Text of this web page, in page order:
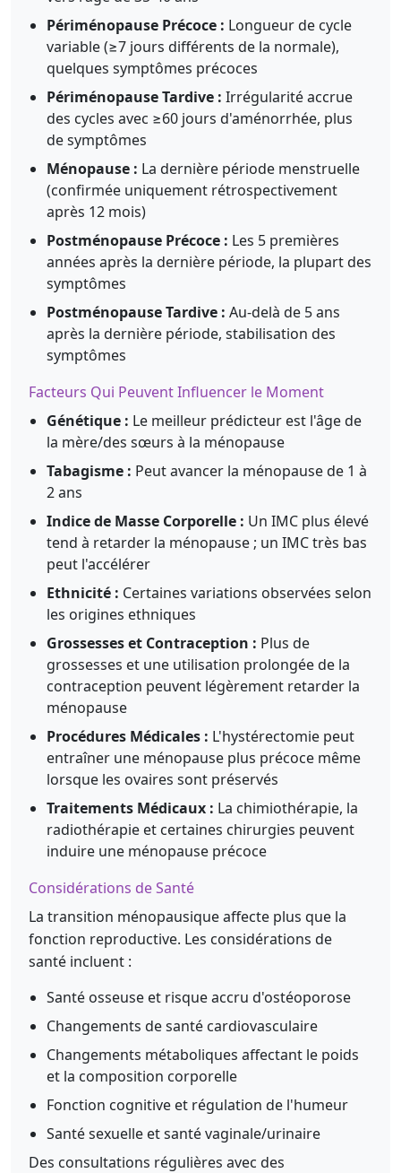
Périménopause Précoce : Longueur de cycle
variable (≥7 jours différents de la normale),
quelques symptômes précoces
Périménopause Tardive : Irrégularité accrue
des cycles avec ≥60 jours d'aménorrhée, plus
de symptômes
Ménopause : La dernière période menstruelle
(confirmée uniquement rétrospectivement
après 12 mois)
Postménopause Précoce : Les 5 premières
années après la dernière période, la plupart des
symptômes
Postménopause Tardive : Au-delà de 5 ans
après la dernière période, stabilisation des
symptômes
Facteurs Qui Peuvent Influencer le Moment
Génétique : Le meilleur prédicteur est l'âge de
la mère/des sœurs à la ménopause
Tabagisme : Peut avancer la ménopause de 1 à
2 ans
Indice de Masse Corporelle : Un IMC plus élevé
tend à retarder la ménopause ; un IMC très bas
peut l'accélérer
Ethnicité : Certaines variations observées selon
les origines ethniques
Grossesses et Contraception : Plus de
grossesses et une utilisation prolongée de la
contraception peuvent légèrement retarder la
ménopause
Procédures Médicales : L'hystérectomie peut
entraîner une ménopause plus précoce même
lorsque les ovaires sont préservés
Traitements Médicaux : La chimiothérapie, la
radiothérapie et certaines chirurgies peuvent
induire une ménopause précoce
Considérations de Santé
La transition ménopausique affecte plus que la
fonction reproductive. Les considérations de
santé incluent :
Santé osseuse et risque accru d'ostéoporose
Changements de santé cardiovasculaire
Changements métaboliques affectant le poids
et la composition corporelle
Fonction cognitive et régulation de l'humeur
Santé sexuelle et santé vaginale/urinaire
Des consultations régulières avec des